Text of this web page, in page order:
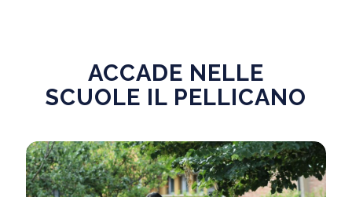
ACCADE NELLE
SCUOLE IL PELLICANO